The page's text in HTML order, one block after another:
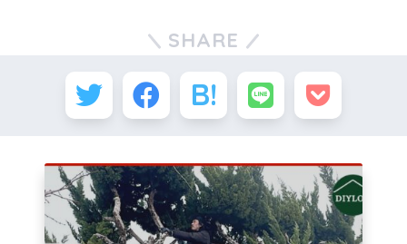
SHARE